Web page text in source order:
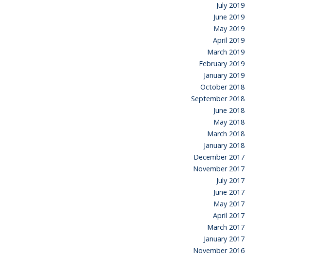
July 2019
June 2019
May 2019
April 2019
March 2019
February 2019
January 2019
October 2018
September 2018
June 2018
May 2018
March 2018
January 2018
December 2017
November 2017
July 2017
June 2017
May 2017
April 2017
March 2017
January 2017
November 2016